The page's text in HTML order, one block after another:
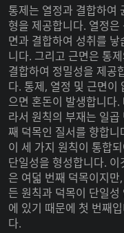
통제는 열정과 결합하여
형을 제공합니다. 열정은
면과 결합하여 성취를 낳
니다. 그리고 근면은 통
결합하여 정밀성을 제공
다. 통제, 열정 및 근면이
으면 혼돈이 발생합니다.
라서 원칙의 부재는 일곱
째 덕목인 질서를 향합니
이 세 가지 원칙이 통합
단일성을 형성합니다. 이
은 여덟 번째 덕목이지만
든 원칙과 덕목이 단일성
에 있기 때문에 첫 번째
다.
그것은 또한 우아하거나
람들에게 지속적인 영양과
공하는 수역 근처에서 자
. 그것은 또한 기름이라는
존재를 의미할 수도 있습니
, 단련되고, 질서를 제공하
을 의미합니다. 한
키
간을 의미하고, 동명사나
데 사용되는 접미
주의사항 : 네이